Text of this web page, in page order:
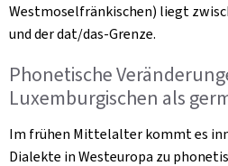
Westmoselfränkischen) liegt
und der dat/das-Grenze.
Phonetische
Luxemburgischen als
Im frühen Mittelalter kommt es
Dialekte in Westeuropa zu